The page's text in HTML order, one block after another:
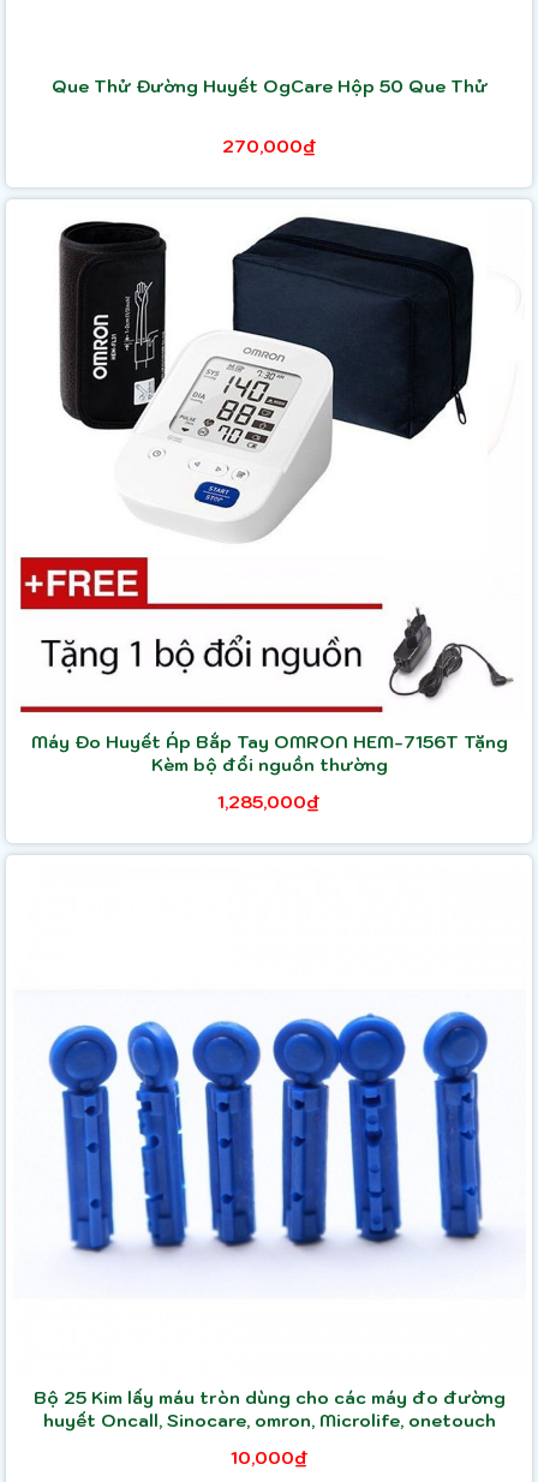
Que Thử Đường Huyết OgCare Hộp 50 Que Thử
270,000₫
Máy Đo Huyết Áp Bắp Tay OMRON HEM-7156T Tặng
Kèm bộ đổi nguồn thường
1,285,000₫
Bộ 25 Kim lấy máu tròn dùng cho các máy đo đường
huyết Oncall, Sinocare, omron, Microlife, onetouch
10,000₫